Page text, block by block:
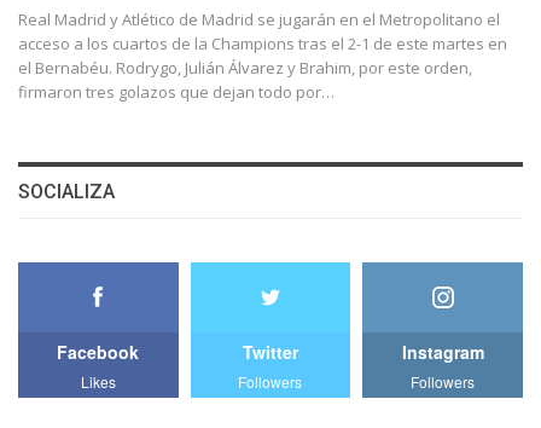
Real Madrid y Atlético de Madrid se jugarán en el Metropolitano el
acceso a los cuartos de la Champions tras el 2-1 de este martes en
el Bernabéu. Rodrygo, Julián Álvarez y Brahim, por este orden,
firmaron tres golazos que dejan todo por…
SOCIALIZA
Facebook
Likes
Twitter
Followers
Instagram
Followers